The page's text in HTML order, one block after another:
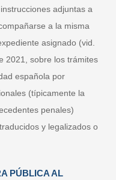
adjuntas a
a la misma
asignado (vid.
2021, sobre los trámites
española por
(típicamente la
penales)
y legalizados o
PÚBLICA AL